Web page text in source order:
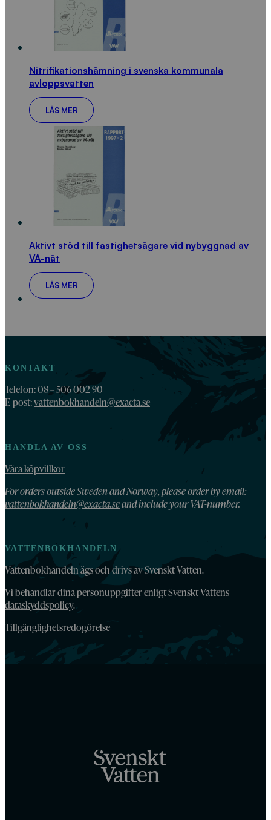
Nitrifikationshämning i svenska kommunala
avloppsvatten
LÄS MER
Aktivt stöd till fastighetsägare vid nybyggnad av
VA-nät
LÄS MER
KONTAKT
Telefon: 08 – 506 002 90
E-post:vattenbokhandeln@exacta.se
HANDLA AV OSS
Våra köpvillkor
For orders outside Sweden and Norway, please order by email:
vattenbokhandeln@exacta.seand include your VAT-number.
VATTENBOKHANDELN
Vattenbokhandeln ägs och drivs av Svenskt Vatten.
Vi behandlar dina personuppgifter enligt Svenskt Vattens
dataskyddspolicy.
Tillgänglighetsredogörelse